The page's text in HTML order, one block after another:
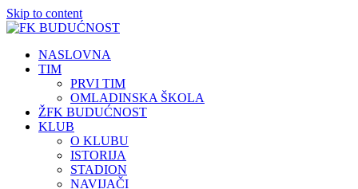
Skip to content
NASLOVNA
TIM
PRVI TIM
OMLADINSKA ŠKOLA
ŽFK BUDUĆNOST
KLUB
O KLUBU
ISTORIJA
STADION
NAVIJAČI